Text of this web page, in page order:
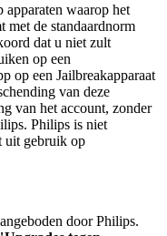
waarop het
met de standaardnorm
dat u niet zult
op een
op een Jailbreakapparaat
van deze
van het account, zonder
Philips is niet
uit gebruik op
door Philips.